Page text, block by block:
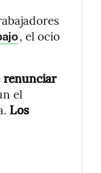
, el ocio
renunciar
el
Los